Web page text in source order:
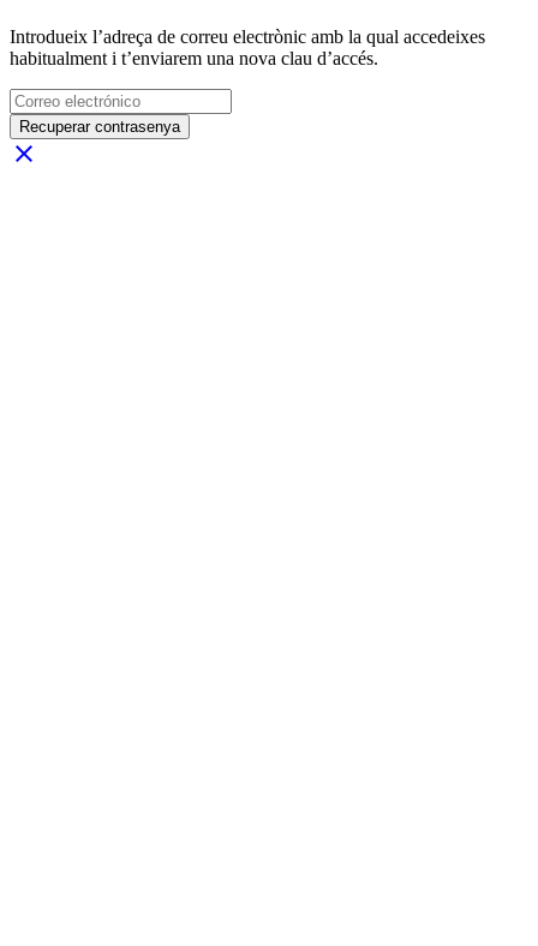
Introdueix l’adreça de correu electrònic amb la qual accedeixes
habitualment i t’enviarem una nova clau d’accés.
Recuperar contrasenya
close